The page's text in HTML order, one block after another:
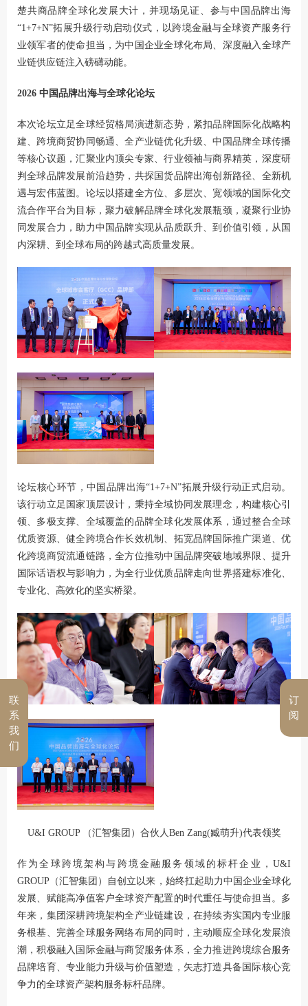
楚共商品牌全球化发展大计，并现场见证、参与中国品牌出海
“1+7+N”拓展升级行动启动仪式，以跨境金融与全球资产服务行
业领军者的使命担当，为中国企业全球化布局、深度融入全球产
业链供应链注入磅礴动能。
2026 中国品牌出海与全球化论坛
本次论坛立足全球经贸格局演进新态势，紧扣品牌国际化战略构
建、跨境商贸协同畅通、全产业链优化升级、中国品牌全球传播
等核心议题，汇聚业内顶尖专家、行业领袖与商界精英，深度研
判全球品牌发展前沿趋势，共探国货品牌出海创新路径、全新机
遇与宏伟蓝图。论坛以搭建全方位、多层次、宽领域的国际化交
流合作平台为目标，聚力破解品牌全球化发展瓶颈，凝聚行业协
同发展合力，助力中国品牌实现从品质跃升、到价值引领，从国
内深耕、到全球布局的跨越式高质量发展。
论坛核心环节，中国品牌出海“1+7+N”拓展升级行动正式启动。
该行动立足国家顶层设计，秉持全域协同发展理念，构建核心引
领、多极支撑、全域覆盖的品牌全球化发展体系，通过整合全球
优质资源、健全跨境合作长效机制、拓宽品牌国际推广渠道、优
化跨境商贸流通链路，全方位推动中国品牌突破地域界限、提升
国际话语权与影响力，为全行业优质品牌走向世界搭建标准化、
专业化、高效化的坚实桥梁。
U&I GROUP （汇智集团）合伙人Ben Zang(臧萌升)代表领奖
作为全球跨境架构与跨境金融服务领域的标杆企业，U&I
GROUP（汇智集团 ）自创立以来，始终扛起助力中国企业全球化
发展、赋能高净值客户全球资产配置的时代重任与使命担当。多
年来，集团深耕跨境架构全产业链建设，在持续夯实国内专业服
务根基、完善全球服务网络布局的同时，主动顺应全球化发展浪
潮，积极融入国际金融与商贸服务体系，全力推进跨境综合服务
品牌培育、专业能力升级与价值塑造，矢志打造具备国际核心竞
争力的全球资产架构服务标杆品牌。
订
阅
联
系
我
们